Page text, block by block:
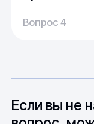
20-25 дней,
может быть
до 6 месяцев
У нас
Азии. Через
вопросы
Вопрос 4
Если вы не